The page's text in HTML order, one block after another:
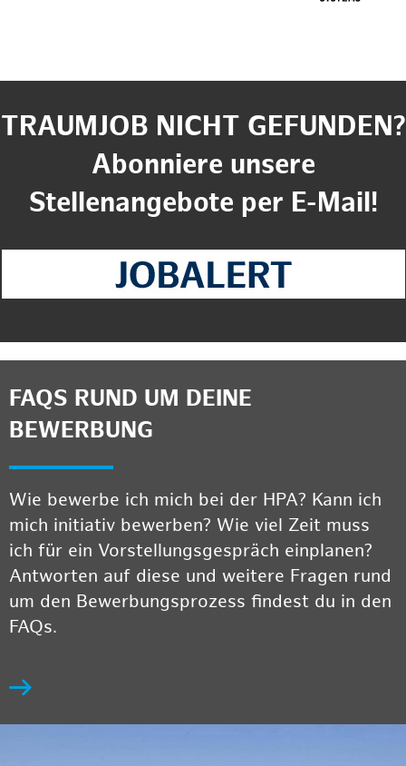
TRAUMJOB NICHT GEFUNDEN?
Abonniere unsere
Stellenangebote per E-Mail!
FAQS RUND UM DEINE
BEWERBUNG
Wie bewerbe ich mich bei der HPA? Kann ich
mich initiativ bewerben? Wie viel Zeit muss
ich für ein Vorstellungsgespräch einplanen?
Antworten auf diese und weitere Fragen rund
um den Bewerbungsprozess findest du in den
FAQs.